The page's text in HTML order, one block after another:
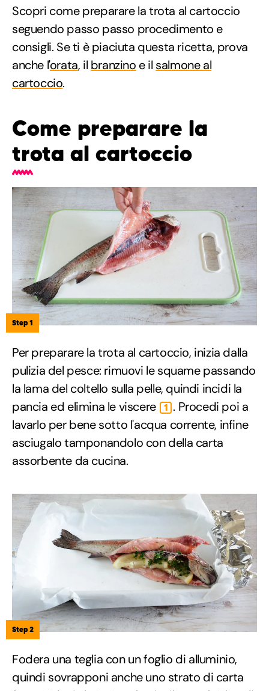
Scopri come preparare la trota al cartoccio
seguendo passo passo procedimento e
consigli. Se ti è piaciuta questa ricetta, prova
anche l'orata, il branzino e il salmone al
cartoccio.
Come preparare la
trota al cartoccio
Step 1
Per preparare la trota al cartoccio, inizia dalla
pulizia del pesce: rimuovi le squame passando
la lama del coltello sulla pelle, quindi incidi la
pancia ed elimina le viscere
1 . Procedi poi a
lavarlo per bene sotto l'acqua corrente, infine
asciugalo tamponandolo con della carta
assorbente da cucina.
Step 2
Fodera una teglia con un foglio di alluminio,
quindi sovrapponi anche uno strato di carta